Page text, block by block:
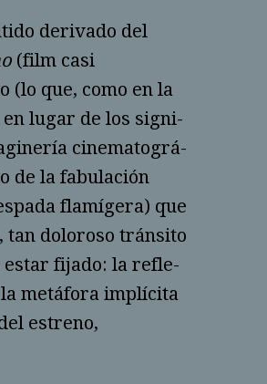
derivado del
(film casi
(lo que, como en la
en lugar de los signi­
cinematográ­
de la fabu­la­ción
flamíge­ra) que
tan doloroso tránsito
estar fijado: la refle­
metáfora implícita
estreno,